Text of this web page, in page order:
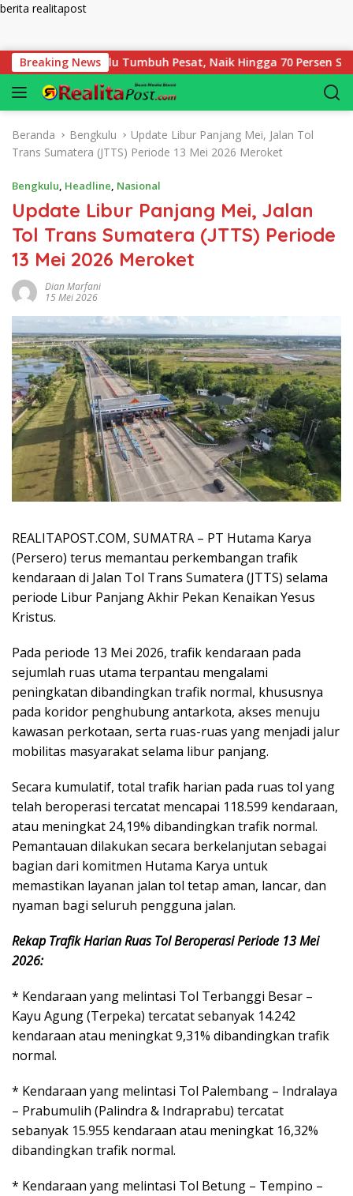
berita realitapost
Breaking News
Bengkulu Tumbuh Pesat, Naik Hingga 70 Persen Sejak
Beranda Bengkulu
Update Libur Panjang Mei, Jalan Tol
Trans Sumatera (JTTS) Periode 13 Mei 2026 Meroket
Bengkulu, Headline, Nasional
Update Libur Panjang Mei, Jalan
Tol Trans Sumatera (JTTS) Periode
13 Mei 2026 Meroket
Dian Marfani
15 Mei 2026
REALITAPOST.COM, SUMATRA – PT Hutama Karya
(Persero) terus memantau perkembangan trafik
kendaraan di Jalan Tol Trans Sumatera (JTTS) selama
periode Libur Panjang Akhir Pekan Kenaikan Yesus
Kristus.
Pada periode 13 Mei 2026, trafik kendaraan pada
sejumlah ruas utama terpantau mengalami
peningkatan dibandingkan trafik normal, khususnya
pada koridor penghubung antarkota, akses menuju
kawasan perkotaan, serta ruas-ruas yang menjadi jalur
mobilitas masyarakat selama libur panjang.
Secara kumulatif, total trafik harian pada ruas tol yang
telah beroperasi tercatat mencapai 118.599 kendaraan,
atau meningkat 24,19% dibandingkan trafik normal.
Pemantauan dilakukan secara berkelanjutan sebagai
bagian dari komitmen Hutama Karya untuk
memastikan layanan jalan tol tetap aman, lancar, dan
nyaman bagi seluruh pengguna jalan.
Rekap Trafik Harian Ruas Tol Beroperasi Periode 13 Mei
2026:
* Kendaraan yang melintasi Tol Terbanggi Besar –
Kayu Agung (Terpeka) tercatat sebanyak 14.242
kendaraan atau meningkat 9,31% dibandingkan trafik
normal.
* Kendaraan yang melintasi Tol Palembang – Indralaya
– Prabumulih (Palindra & Indraprabu) tercatat
sebanyak 15.955 kendaraan atau meningkat 16,32%
dibandingkan trafik normal.
* Kendaraan yang melintasi Tol Betung – Tempino –